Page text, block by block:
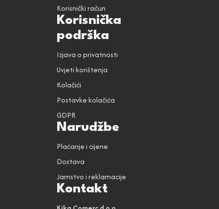
Korisnički račun
Korisnička
podrška
Izjava o privatnosti
Uvjeti korištenja
Kolačići
Postavke kolačića
GDPR
Narudžbe
Plaćanje i cijene
Dostava
Jamstvo i reklamacije
Kontakt